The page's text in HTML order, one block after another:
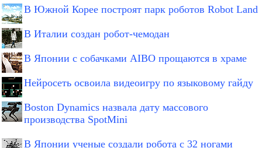
В Южной Корее построят парк роботов Robot Land
В Италии создан робот-чемодан
В Японии с собачками AIBO прощаются в храме
Нейросеть освоила видеоигру по языковому гайду
Boston Dynamics назвала дату массового
производства SpotMini
В Японии ученые создали робота с 32 ногами